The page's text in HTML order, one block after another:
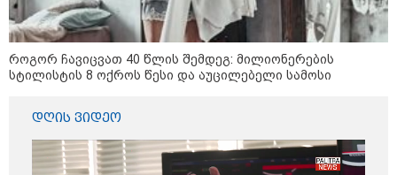
დაკარგული 17 წლის ბიჭის დედა
ვიდეოკადრებზე, სადაც შვილის
განწირული ვედრების ხმა
ამ წუთეში ბათუმში, ე.წ. ხოფის
როგორ ჩავიცვათ 40 წლის შემდეგ: მილიონერების
სტილისტის 8 ოქროს წესი და აუცილებელი სამოსი
დღის ვიდეო